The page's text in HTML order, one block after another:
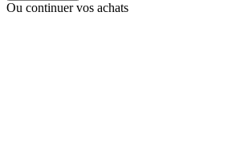
Ou continuer vos achats